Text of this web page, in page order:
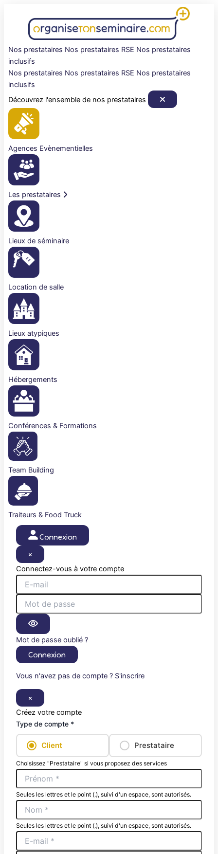
Nos prestataires Nos prestataires RSE Nos prestataires
inclusifs
Nos prestataires Nos prestataires RSE Nos prestataires
inclusifs
Découvrez l'ensemble de nos prestataires
Agences Evènementielles
Les prestataires
Lieux de séminaire
Location de salle
Lieux atypiques
Hébergements
Conférences & Formations
Team Building
Traiteurs & Food Truck
Connexion
×
Connectez-vous à votre compte
Mot de passe oublié ?
Connexion
Vous n'avez pas de compte ? S'inscrire
×
Créez votre compte
Type de compte *
Client Prestataire
Choisissez "Prestataire" si vous proposez des services
Seules les lettres et le point (.), suivi d'un espace, sont autorisés.
Seules les lettres et le point (.), suivi d'un espace, sont autorisés.